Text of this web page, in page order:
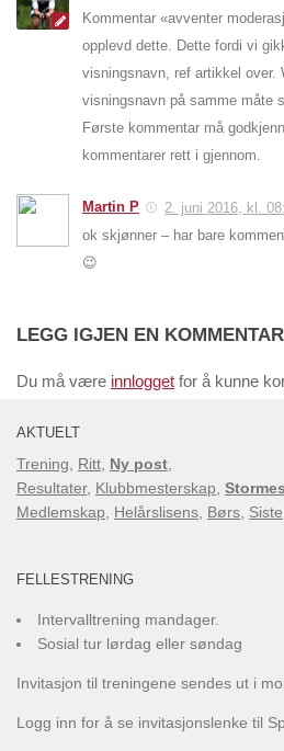
Kommentar «avventer
opplevd dette. Dette fordi vi
visningsnavn, ref artikkel over.
visningsnavn på samme måte
Første kommentar må
kommentarer rett i gjennom.
Martin P
2. juni 2016, kl.
ok skjønner – har bare
😉
LEGG IGJEN EN KOMMENTAR
Du må være innlogget for å kunne
AKTUELT
Trening Ritt Ny post
Resultater, Klubbmesterskap
Medlemskap
Helårslisens Børs Siste
FELLESTRENING
Intervalltrening mandager.
Sosial tur lørdag eller søndag
Invitasjon til treningene sendes ut i
Logg inn for å se invitasjonslenke til